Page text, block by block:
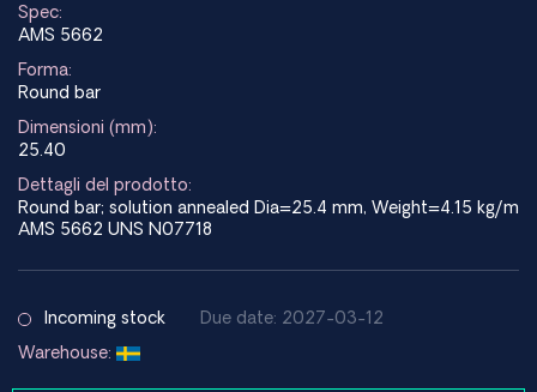
Spec:
AMS 5662
Forma:
Round bar
Dimensioni (mm):
25.40
Dettagli del prodotto:
Round bar; solution annealed Dia=25.4 mm, Weight=4.15 kg/m
AMS 5662 UNS N07718
Incoming stock
Due date: 2027-03-12
Warehouse: